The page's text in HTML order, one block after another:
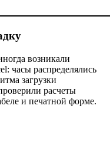
возникали
часы распределялись
загрузки
расчеты
и печатной форме.